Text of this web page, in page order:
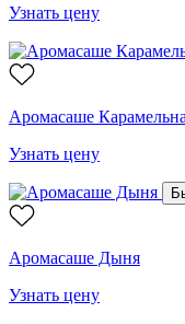
Узнать цену
Аромасаше
Узнать цену
Аромасаше Дыня
Узнать цену